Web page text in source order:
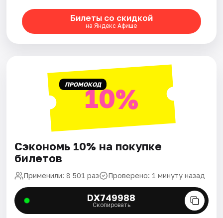
Билеты со скидкой
на Яндекс Афише
ПРОМОКОД10%
Сэкономь 10% на покупке
билетов
Применили: 8 501 раз Проверено: 1 минуту назад
DX749988
Скопировать